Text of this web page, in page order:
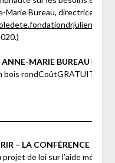
Marie Bureau, directrice
MARIE BUREAU Date
bois rondCoûtGRATUIT
– LA CONFÉRENCE DU
de loi sur l’aide